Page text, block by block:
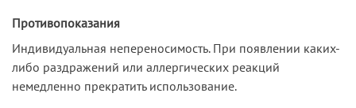
Противопоказания
Индивидуальная непереносимость. При появлении каких-
либо раздражений или аллергических реакций
немедленно прекратить использование.